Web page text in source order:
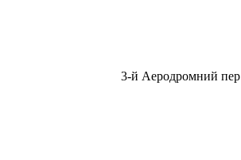
3-й Аеродромний пер